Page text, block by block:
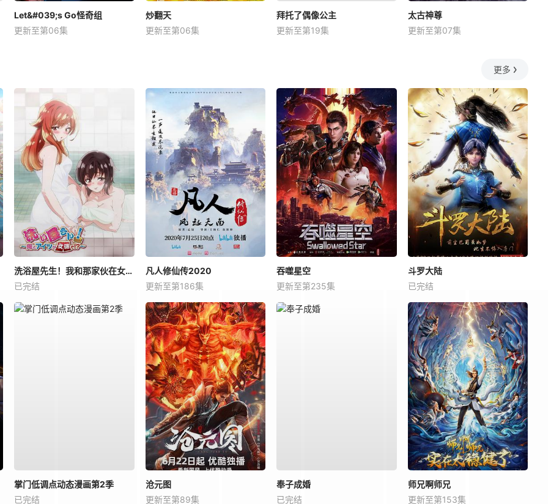
Let&#039;s Go怪奇组
更新至第06集
炒翻天
更新至第06集
拜托了偶像公主
更新至第19集
太古神尊
更新至第07集
更多
洗浴屋先生！我和那家伙在女浴池！？
已完结
凡人修仙传2020
更新至第186集
吞噬星空
更新至第235集
斗罗大陆
已完结
掌门低调点动态漫画第2季
已完结
沧元图
更新至第89集
奉子成婚
已完结
师兄啊师兄
更新至第153集